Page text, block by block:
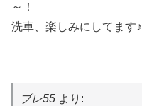
～！
洗車、楽しみにしてます♪
ブレ55 より: